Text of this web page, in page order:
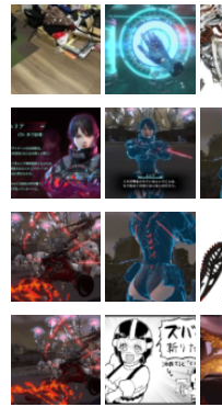
電ファミニコゲーマーとは？
運営：株式会社マレ